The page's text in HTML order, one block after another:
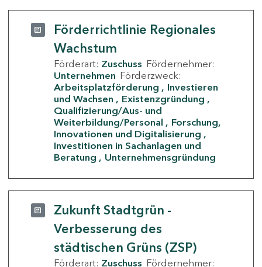
Förderrichtlinie Regionales
Wachstum
Förderart: Zuschuss Fördernehmer:
Unternehmen Förderzweck:
Arbeitsplatzförderung
Investieren
und Wachsen
Existenzgründung
Qualifizierung/Aus- und
Weiterbildung/Personal
Forschung,
Innovationen und Digitalisierung
Investitionen in Sachanlagen und
Beratung
Unternehmensgründung
Zukunft Stadtgrün -
Verbesserung des
städtischen Grüns (ZSP)
Förderart: Zuschuss Fördernehmer: